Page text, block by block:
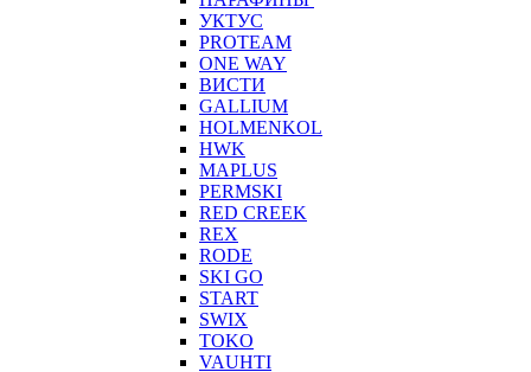
УКТУС
PROTEAM
ONE WAY
ВИСТИ
GALLIUM
HOLMENKOL
HWK
MAPLUS
PERMSKI
RED CREEK
REX
RODE
SKI GO
START
SWIX
TOKO
VAUHTI